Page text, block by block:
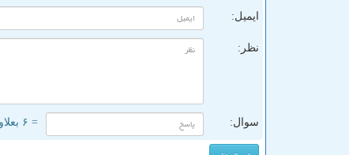
ایمیل:
نظر:
سوال: = ۶ بعلاوه ۵